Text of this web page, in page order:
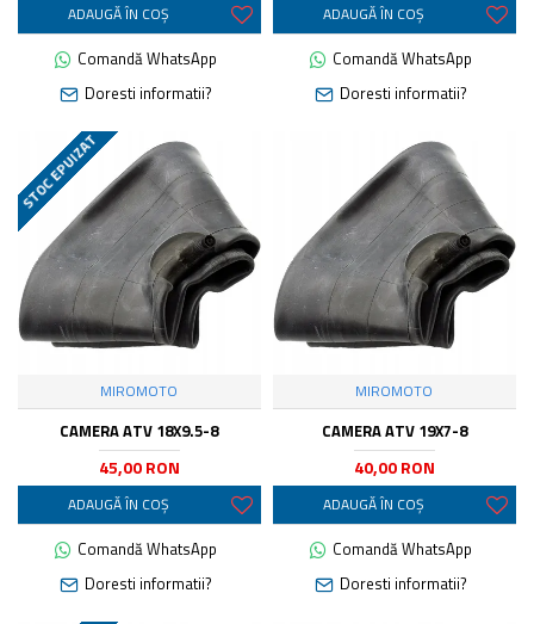
ADAUGĂ ÎN COŞ
Comandă WhatsApp
Doresti informatii?
ADAUGĂ ÎN COŞ
Comandă WhatsApp
Doresti informatii?
STOC EPUIZAT
MIROMOTO
CAMERA ATV 18X9.5-8
45,00 RON
ADAUGĂ ÎN COŞ
Comandă WhatsApp
Doresti informatii?
MIROMOTO
CAMERA ATV 19X7-8
40,00 RON
ADAUGĂ ÎN COŞ
Comandă WhatsApp
Doresti informatii?